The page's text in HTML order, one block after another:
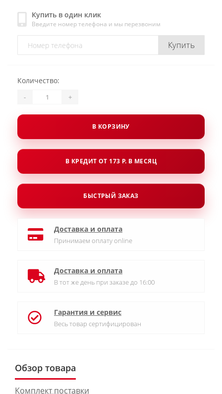
Купить в один клик
Введите номер телефона и мы перезвоним
Купить
Количество:
- +
В КОРЗИНУ
В КРЕДИТ ОТ 173 Р. В МЕСЯЦ
БЫСТРЫЙ ЗАКАЗ
Доставка и оплата
Принимаем оплату online
Доставка и оплата
В тот же день при заказе до 16:00
Гарантия и сервис
Весь товар сертифицирован
Обзор товара
Комплект поставки